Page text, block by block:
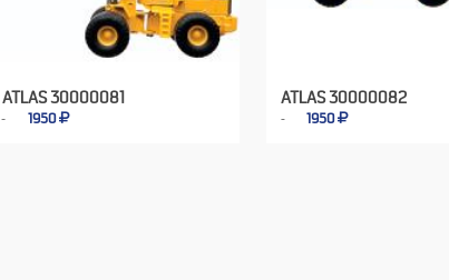
ATLAS 30000081
1950
ATLAS 30000082
1950